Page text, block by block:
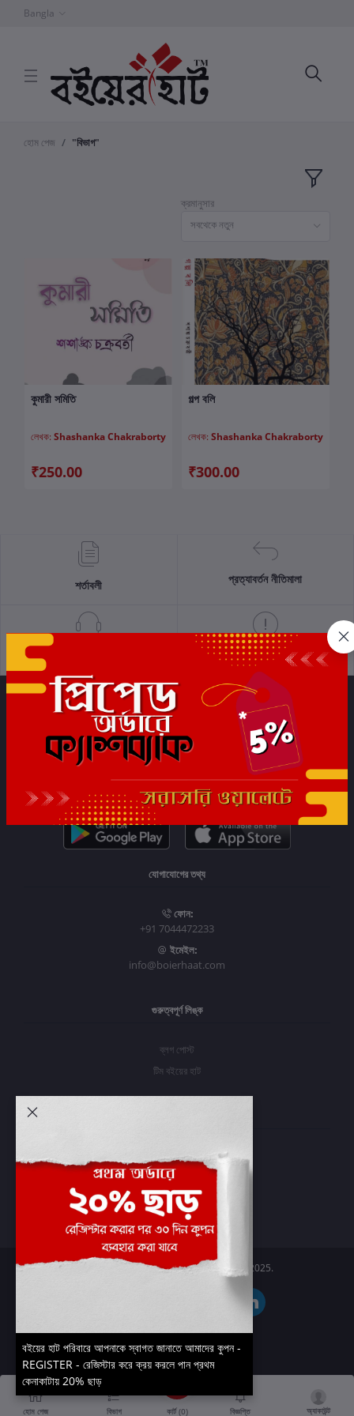
Bangla
হোম পেজ "বিভাগ"
ক্রমানুসার
সবথেকে নতুন
কার্টে যোগ করুন
কুমারী সমিতি
লেখক: Shashanka Chakraborty
₹250.00
গল্প বলি
লেখক: Shashanka Chakraborty
₹300.00
শর্তাবলী প্রত্যাবর্তন নীতিমালা
গোপনীয়তা নীতি
সাবস্ক্রাইব
যোগাযোগের তথ্য
ফোন:
+91 7044472233
ইমেইল:
info@boierhaat.com
গুরুত্বপূর্ণ লিঙ্ক
ব্লগ পোস্ট
টিম বইয়ের হাট
প্রবেশ করুন
অর্ডার ইতিহাস
আমার ইচ্ছাগুলি
অর্ডার ট্র্যাকিং
Boier Haat™ | © All rights reserved 2025.
হোম পেজ বিভাগ কার্ট (0) বিজ্ঞপ্তি অ্যাকাউন্ট
বইয়ের হাট পরিবারে আপনাকে স্বাগত জানাতে আমাদের কুপন -
REGISTER - রেজিস্টার করে ক্রয় করলে পান প্রথম
কেনাকাটায় 20% ছাড়